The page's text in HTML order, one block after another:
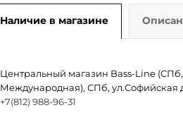
Наличие в магазине
Центральный магазин Bass-Line (СПб,
Международная), СПб, ул.Софийская
+7(812) 988-96-31